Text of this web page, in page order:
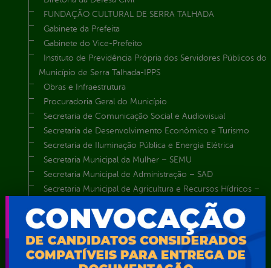
FUNDAÇÃO CULTURAL DE SERRA TALHADA
Gabinete da Prefeita
Gabinete do Vice-Prefeito
Instituto de Previdência Própria dos Servidores Públicos do
Município de Serra Talhada-IPPS
Obras e Infraestrutura
Procuradoria Geral do Município
Secretaria de Comunicação Social e Audiovisual
Secretaria de Desenvolvimento Econômico e Turismo
Secretaria de Iluminação Pública e Energia Elétrica
Secretaria Municipal da Mulher – SEMU
Secretaria Municipal de Administração – SAD
Secretaria Municipal de Agricultura e Recursos Hídricos –
SEMARH / Secretaria de Agricultura Familiar – SEMAF
Secretaria Municipal de Educação – SEST
Secretaria Municipal de Esporte e Lazer – SEMEL
Secretaria Municipal de Finanças – SECFIN
Secretaria Municipal de Governo – SEGOV